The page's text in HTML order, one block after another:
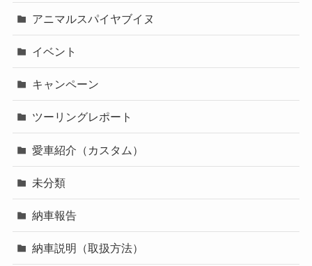
アニマルスパイヤブイヌ
イベント
キャンペーン
ツーリングレポート
愛車紹介（カスタム）
未分類
納車報告
納車説明（取扱方法）